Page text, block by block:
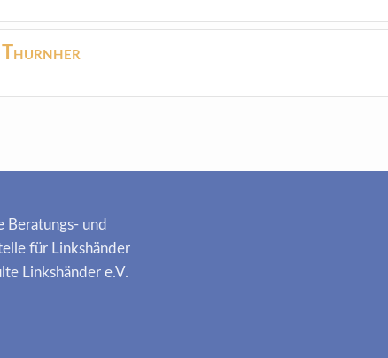
Thurnher
Beratungs- und
für Linkshänder
Linkshänder e.V.